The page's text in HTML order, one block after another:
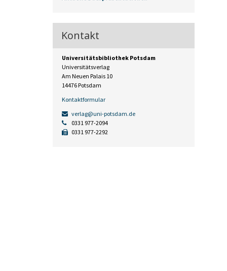
Kontakt
Universitätsbibliothek Potsdam
Universitätsverlag
Am Neuen Palais 10
14476 Potsdam
Kontaktformular
verlag@uni-potsdam.de
0331 977-2094
0331 977-2292